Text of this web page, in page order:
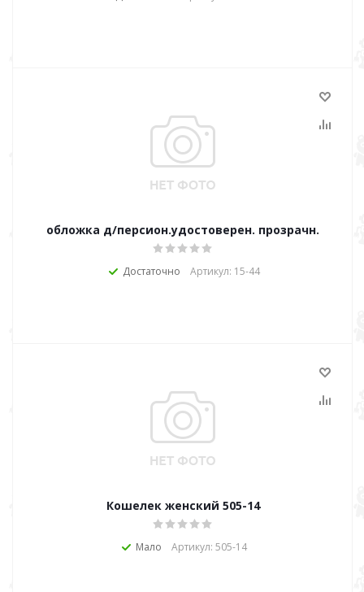
обложка д/персион.удостоверен. прозрачн.
Достаточно Артикул: 15-44
Кошелек женский 505-14
Мало Артикул: 505-14